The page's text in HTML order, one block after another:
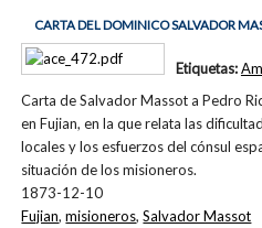
CARTA DEL DOMINICO SALVADOR
Carta de Salvador Massot a Pedro
en Fujian, en la que relata las
locales y los esfuerzos del cónsul
situación de los misioneros.
1873-12-10
Etiquetas:
Fujian,misioneros,Salvador Massot